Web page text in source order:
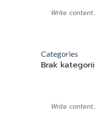
Categories
Brak kategorii